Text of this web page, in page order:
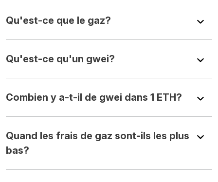
Qu'est-ce que le gaz?
Qu'est-ce qu'un gwei?
Combien y a-t-il de gwei dans 1 ETH?
Quand les frais de gaz sont-ils les plus
bas?